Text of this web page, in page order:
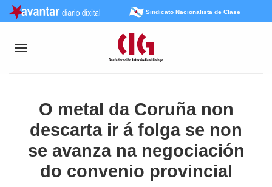
Sindicato Nacionalista de Clase
O metal da Coruña non
descarta ir á folga se non
se avanza na negociación
do convenio provincial